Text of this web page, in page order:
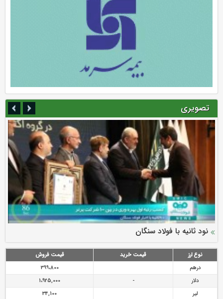
تصویری
ارزش سهام عدالت بالا رفت
سرمایه بیمه کوثر به ۴ همت می‌رسد
نود ثانیه با فولاد سنگان
تقدیر دبیرکل سندیکای بیمه گران ایران از اقدامات مدیرعامل بیمه
رازی
توصیه های رئیس پلیس فتا به مشتریان بانک ها در مورد
پیشگیری از سرقت های مجازی
نوع ارز قیمت خرید
قیمت فروش
درهم
399،800
دلار
-
1،925,000
لیر
34,100